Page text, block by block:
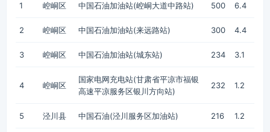
1 崆峒区 中国石油加油站(崆峒大道中路站) 500 6.4
2 崆峒区 中国石油加油站(来远路站) 300 4.4
3 崆峒区 中国石油加油站(城东站) 234 3.1
4 崆峒区
国家电网充电站(甘肃省平凉市福银
高速平凉服务区银川方向站)
232 1.2
5 泾川县 中国石油(泾川服务区加油站) 216 1.2